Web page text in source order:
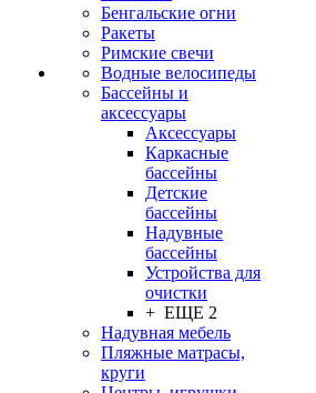
Бенгальские огни
Ракеты
Римские свечи
Водные велосипеды
Бассейны и
аксессуары
Аксессуары
Каркасные
бассейны
Детские
бассейны
Надувные
бассейны
Устройства для
очистки
+ ЕЩЕ 2
Надувная мебель
Пляжные матрасы,
круги